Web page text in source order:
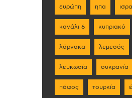
ευρώπη ηπα
κανάλι 6 κυπριακό
λάρνακα λεμεσός
λευκωσία ουκρανία
πάφος τουρκία